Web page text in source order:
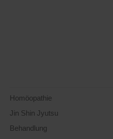
Homöopathie
Jin Shin Jyutsu
Behandlung